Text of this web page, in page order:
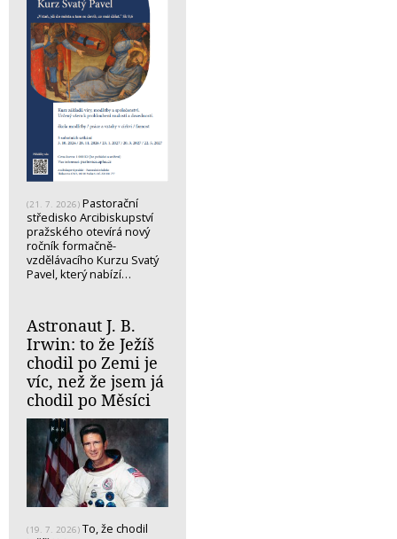
(21. 7. 2026) Pastorační
středisko Arcibiskupství
pražského otevírá nový
ročník formačně-
vzdělávacího Kurzu Svatý
Pavel, který nabízí…
Astronaut J. B.
Irwin: to že Ježíš
chodil po Zemi je
víc, než že jsem já
chodil po Měsíci
(19. 7. 2026) To, že chodil